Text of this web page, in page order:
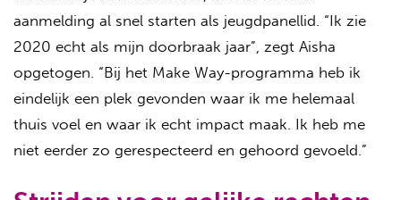
aanmelding al snel starten als jeugdpanellid. “Ik zie
2020 echt als mijn doorbraak jaar”, zegt Aisha
opgetogen. “Bij het Make Way-programma heb ik
eindelijk een plek gevonden waar ik me helemaal
thuis voel en waar ik echt impact maak. Ik heb me
niet eerder zo gerespecteerd en gehoord gevoeld.”